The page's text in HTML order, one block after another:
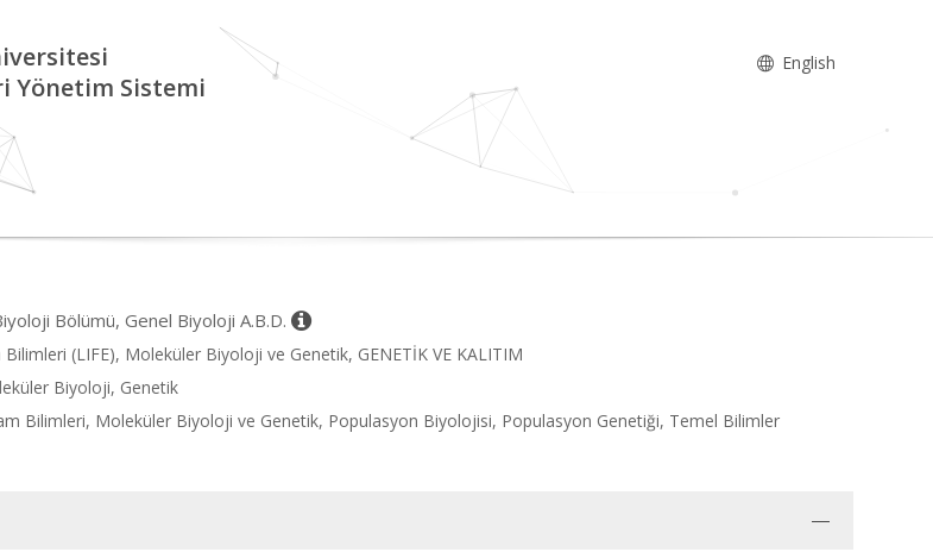
Yönetim Sistemi
English
Bölümü, Genel Biyoloji A.B.D.
Bilimleri (LIFE), Moleküler Biyoloji ve Genetik, GENETİK VE KALITIM
Biyoloji, Genetik
Bilimleri, Moleküler Biyoloji ve Genetik, Populasyon Biyolojisi, Populasyon Genetiği, Temel Bilimler